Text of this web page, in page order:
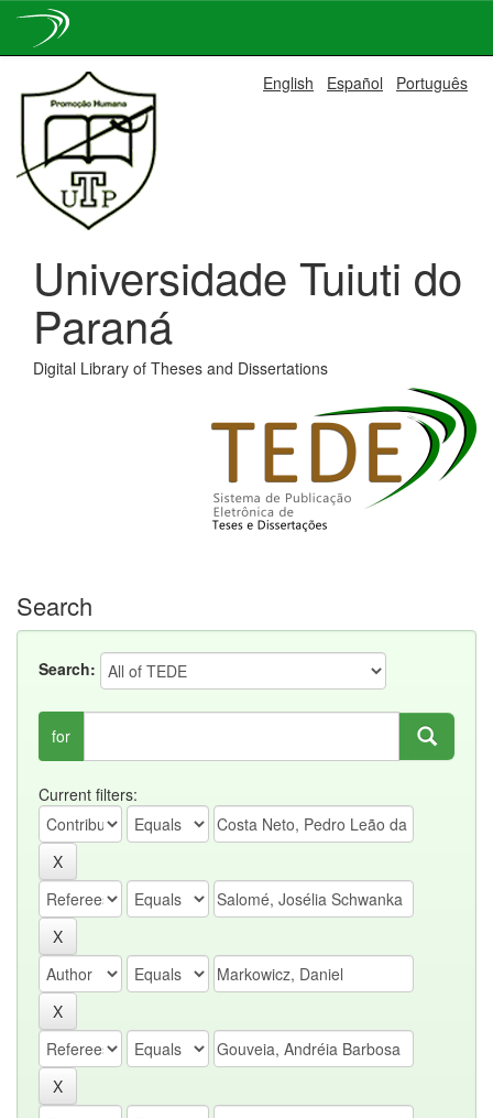
navigation
English Español Português
Universidade Tuiuti do
Paraná
Digital Library of Theses and Dissertations
Search
Search:
for
Current filters: